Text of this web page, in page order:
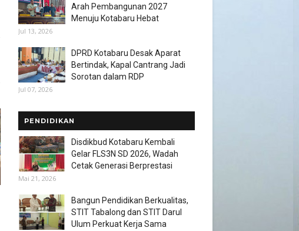
Arah Pembangunan 2027
Menuju Kotabaru Hebat
Jul 13, 2026
DPRD Kotabaru Desak Aparat
Bertindak, Kapal Cantrang Jadi
Sorotan dalam RDP
Jul 07, 2026
PENDIDIKAN
Disdikbud Kotabaru Kembali
Gelar FLS3N SD 2026, Wadah
Cetak Generasi Berprestasi
Mai 21, 2026
Bangun Pendidikan Berkualitas,
STIT Tabalong dan STIT Darul
Ulum Perkuat Kerja Sama